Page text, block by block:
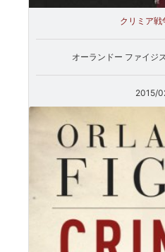
クリミア戦
オーランドー ファイジ
2015/